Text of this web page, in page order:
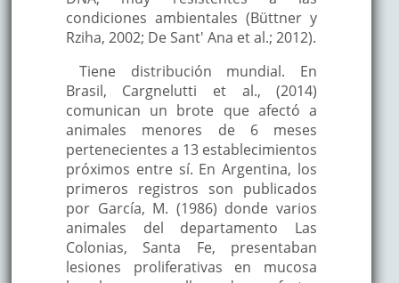
condiciones ambientales (Büttner y
Rziha, 2002; De Sant' Ana et al.; 2012).
Tiene distribución mundial. En
Brasil, Cargnelutti et al., (2014)
comunican un brote que afectó a
animales menores de 6 meses
pertenecientes a 13 establecimientos
próximos entre sí. En Argentina, los
primeros registros son publicados
por García, M. (1986) donde varios
animales del departamento Las
Colonias, Santa Fe, presentaban
lesiones proliferativas en mucosa